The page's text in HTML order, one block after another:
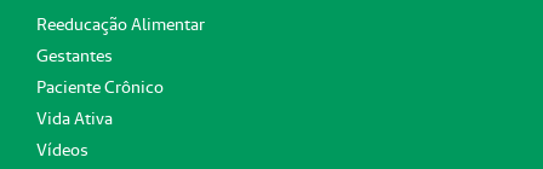
Reeducação Alimentar
Gestantes
Paciente Crônico
Vida Ativa
Vídeos